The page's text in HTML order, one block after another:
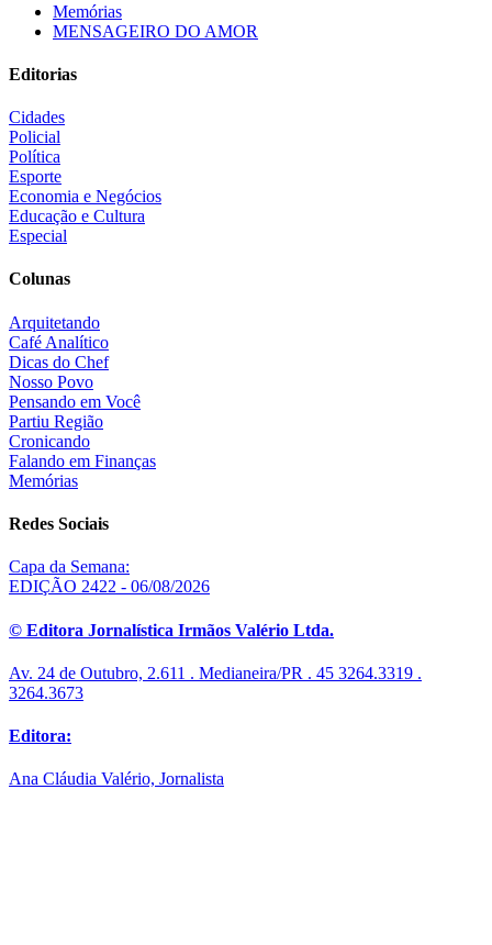
Memórias
MENSAGEIRO DO AMOR
Editorias
Cidades
Policial
Política
Esporte
Economia e Negócios
Educação e Cultura
Especial
Colunas
Arquitetando
Café Analítico
Dicas do Chef
Nosso Povo
Pensando em Você
Partiu Região
Cronicando
Falando em Finanças
Memórias
Redes Sociais
Capa da Semana:
EDIÇÃO 2422 - 06/08/2026
© Editora Jornalística Irmãos Valério Ltda.
Av. 24 de Outubro, 2.611 . Medianeira/PR . 45 3264.3319 .
3264.3673
Editora:
Ana Cláudia Valério, Jornalista